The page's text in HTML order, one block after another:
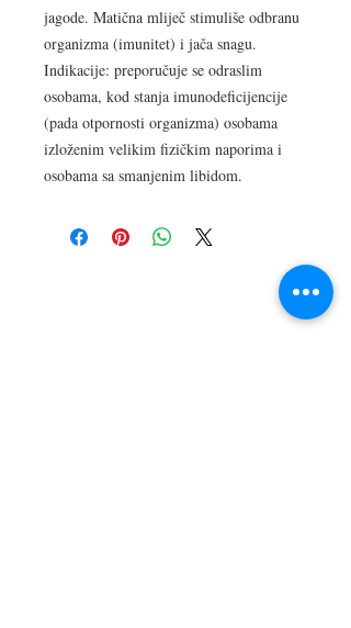
jagode. Matična mliječ stimuliše odbranu
organizma (imunitet) i jača snagu.
Indikacije: preporučuje se odraslim
osobama, kod stanja imunodeficijencije
(pada otpornosti organizma) osobama
izloženim velikim fizičkim naporima i
osobama sa smanjenim libidom.